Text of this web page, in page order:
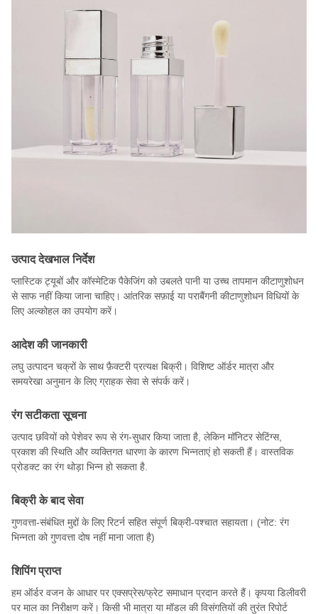
उत्पाद देखभाल निर्देश
प्लास्टिक ट्यूबों और कॉस्मेटिक पैकेजिंग को उबलते पानी या उच्च तापमान कीटाणुशोधन
से साफ नहीं किया जाना चाहिए। आंतरिक सफ़ाई या पराबैंगनी कीटाणुशोधन विधियों के
लिए अल्कोहल का उपयोग करें।
आदेश की जानकारी
लघु उत्पादन चक्रों के साथ फ़ैक्टरी प्रत्यक्ष बिक्री। विशिष्ट ऑर्डर मात्रा और
समयरेखा अनुमान के लिए ग्राहक सेवा से संपर्क करें।
रंग सटीकता सूचना
उत्पाद छवियों को पेशेवर रूप से रंग-सुधार किया जाता है, लेकिन मॉनिटर सेटिंग्स,
प्रकाश की स्थिति और व्यक्तिगत धारणा के कारण भिन्नताएं हो सकती हैं। वास्तविक
प्रोडक्ट का रंग थोड़ा भिन्न हो सकता है.
बिक्री के बाद सेवा
गुणवत्ता-संबंधित मुद्दों के लिए रिटर्न सहित संपूर्ण बिक्री-पश्चात सहायता। (नोट: रंग
भिन्नता को गुणवत्ता दोष नहीं माना जाता है)
शिपिंग प्राप्त
हम ऑर्डर वजन के आधार पर एक्सप्रेस/फ्रेट समाधान प्रदान करते हैं। कृपया डिलीवरी
पर माल का निरीक्षण करें। किसी भी मात्रा या मॉडल की विसंगतियों की तुरंत रिपोर्ट